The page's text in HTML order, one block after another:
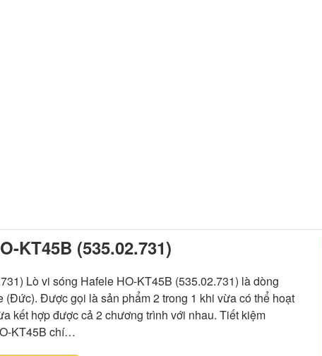
KT45B (535.02.731)
Lò vi sóng Hafele HO-KT45B (535.02.731) là dòng
Được gọi là sản phẩm 2 trong 1 khi vừa có thể hoạt
kết hợp được cả 2 chương trình với nhau. Tiết kiệm
KT45B chí…